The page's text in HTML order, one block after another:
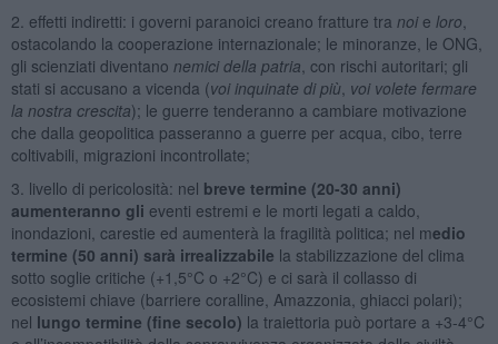
2. effetti indiretti: i governi paranoici creano fratture tra noie loro
ostacolando la cooperazione internazionale; le minoranze, le ONG,
gli scienziati diventano nemici della patria , con rischi autoritari; gli
stati si accusano a vicenda (voi inquinate di più, voi volete fermare
la nostra crescita); le guerre tenderanno a cambiare motivazione
che dalla geopolitica passeranno a guerre per acqua, cibo, terre
coltivabili, migrazioni incontrollate;
3. livello di pericolosità: nel breve termine (20-30 anni)
aumenteranno gli eventi estremi e le morti legati a caldo,
inondazioni, carestie ed aumenterà la fragilità politica; nel medio
termine (50 anni) sarà irrealizzabile la stabilizzazione del clima
sotto soglie critiche (+1,5°C o +2°C) e ci sarà il collasso di
ecosistemi chiave (barriere coralline, Amazzonia, ghiacci polari);
nel lungo termine (fine secolo) la traiettoria può portare a +3-4°C